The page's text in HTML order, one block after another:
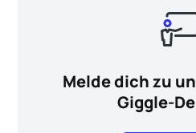
Melde dich zu
Giggle-